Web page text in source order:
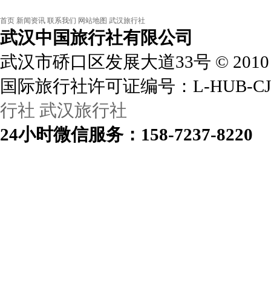
首页 新闻资讯 联系我们 网站地图 武汉旅行社
武汉中国旅行社有限公司
武汉市硚口区发展大道33号 ©
国际旅行社许可证编号：L-HUB-
行社 武汉旅行社
24小时微信服务：158-7237-8220